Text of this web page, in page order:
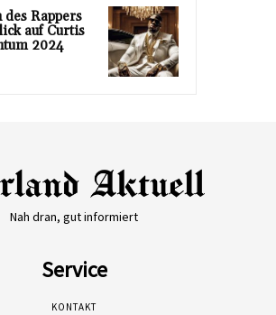
Rappers
auf Curtis
2024
Nah dran, gut informiert
Service
KONTAKT